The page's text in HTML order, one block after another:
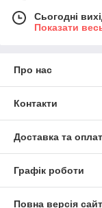
Сьогодні
Показати
Про нас
Контакти
Доставка та
Графік роботи
Повна версія